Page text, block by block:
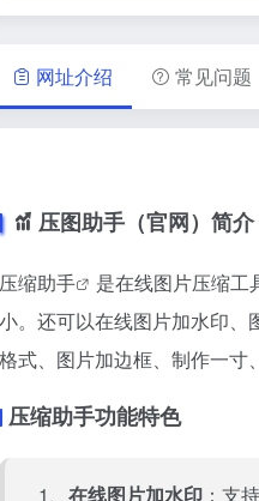
网址介绍 常见问题
压图助手（官网）简介
压缩助手
是在线图片压缩工
小。还可以在线图片加水印、
格式、图片加边框、制作一寸
压缩助手功能特色
1、 在线图片加水印 ：支